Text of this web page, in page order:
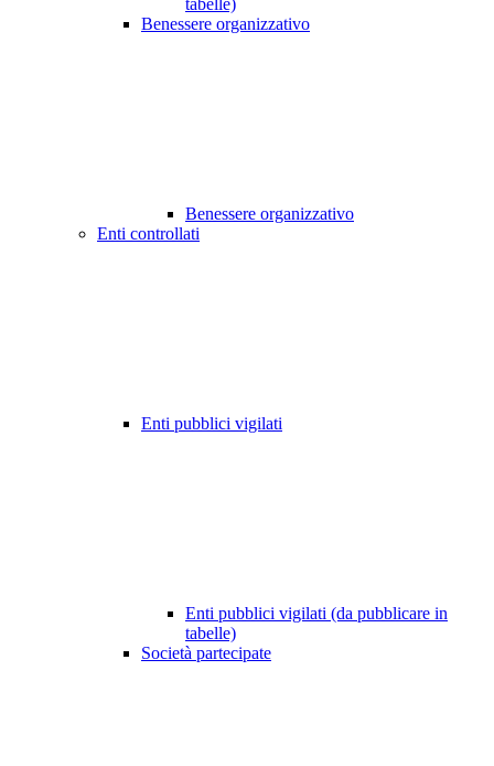
tabelle)
Benessere organizzativo
Benessere organizzativo
Enti controllati
Enti pubblici vigilati
Enti pubblici vigilati (da pubblicare in
tabelle)
Società partecipate